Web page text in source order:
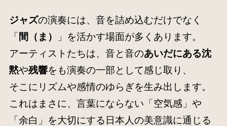
ジャズの演奏には、音を詰め込むだけでなく
「 間（ま）
」を活かす場面が多くあります。
アーティストたちは、音と音のあいだにある沈
黙や残響をも演奏の一部として感じ取り、
そこにリズムや感情のゆらぎを生み出します。
これはまさに、言葉にならない「空気感」や
「余白」を大切にする日本人の美意識に通じる